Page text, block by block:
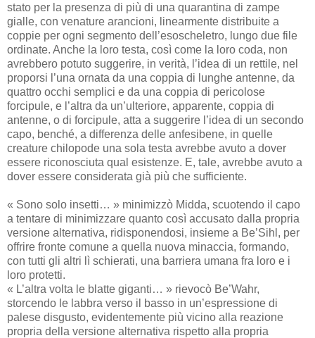
stato per la presenza di più di una quarantina di zampe
gialle, con venature arancioni, linearmente distribuite a
coppie per ogni segmento dell’esoscheletro, lungo due file
ordinate. Anche la loro testa, così come la loro coda, non
avrebbero potuto suggerire, in verità, l’idea di un rettile, nel
proporsi l’una ornata da una coppia di lunghe antenne, da
quattro occhi semplici e da una coppia di pericolose
forcipule, e l’altra da un’ulteriore, apparente, coppia di
antenne, o di forcipule, atta a suggerire l’idea di un secondo
capo, benché, a differenza delle anfesibene, in quelle
creature chilopode una sola testa avrebbe avuto a dover
essere riconosciuta qual esistenze. E, tale, avrebbe avuto a
dover essere considerata già più che sufficiente.
« Sono solo insetti… » minimizzò Midda, scuotendo il capo
a tentare di minimizzare quanto così accusato dalla propria
versione alternativa, ridisponendosi, insieme a Be’Sihl, per
offrire fronte comune a quella nuova minaccia, formando,
con tutti gli altri lì schierati, una barriera umana fra loro e i
loro protetti.
« L’altra volta le blatte giganti… » rievocò Be’Wahr,
storcendo le labbra verso il basso in un’espressione di
palese disgusto, evidentemente più vicino alla reazione
propria della versione alternativa rispetto alla propria